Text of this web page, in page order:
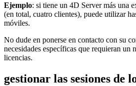
Ejemplo: si tiene un 4D Server más una
(en total, cuatro clientes), puede utilizar
móviles.
No dude en ponerse en contacto con su
necesidades específicas que requieran un
licencias.
gestionar las sesiones de